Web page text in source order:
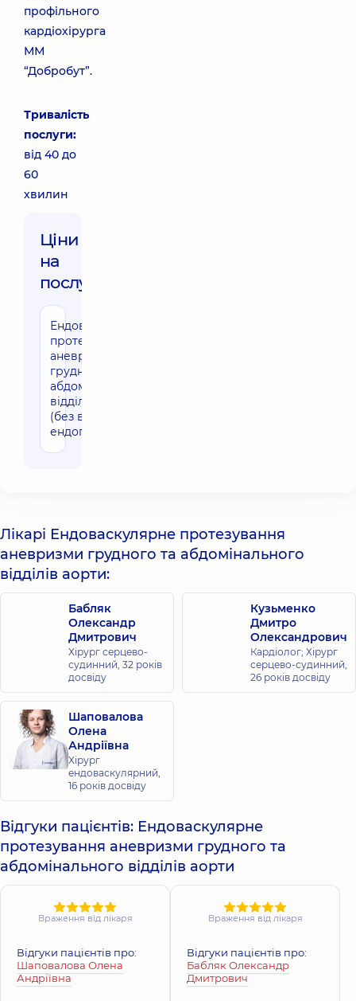
профільного
кардіохірурга
ММ
“Добробут”.
Тривалість
послуги:
від 40 до
60
хвилин
Ціни
на
послуги:
Ендоваскулярне
протезування
аневризми
грудного та
абдомінального
відділів аорти
(без вартості
ендопротезу)
Лікарі Ендоваскулярне протезування
аневризми грудного та абдомінального
відділів аорти:
Бабляк
Олександр
Дмитрович
Хірург серцево-
судинний, 32 років
досвіду
Кузьменко
Дмитро
Олександрович
Кардіолог; Хірург
серцево-судинний,
26 років досвіду
Шаповалова
Олена
Андріївна
Хірург
ендоваскулярний,
16 років досвіду
Відгуки пацієнтів: Ендоваскулярне
протезування аневризми грудного та
абдомінального відділів аорти
Враження від лікаря
Відгуки пацієнтів про:
Шаповалова Олена
Андріївна
Враження від лікаря
Відгуки пацієнтів про:
Бабляк Олександр
Дмитрович